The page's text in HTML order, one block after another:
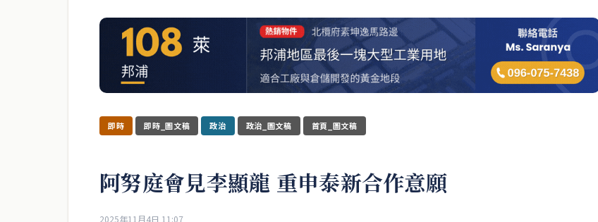
即時 即時_圖文稿 政治 政治_圖文稿 首頁_圖文稿
阿努庭會見李顯龍 重申泰新合作意願
2025年11月4日 11:07